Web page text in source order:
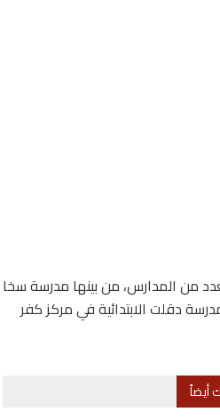
من المدارس، من بينها مدرسة سخا
دقلت الابتدائية في مركز كفر
أيضاً